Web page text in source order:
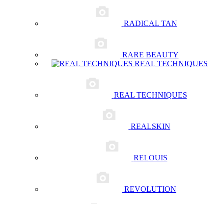
RADICAL TAN
RARE BEAUTY
REAL TECHNIQUES
REAL TECHNIQUES
REALSKIN
RELOUIS
REVOLUTION